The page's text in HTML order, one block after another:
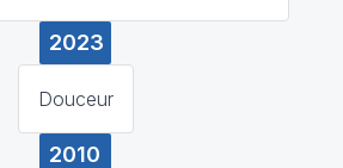
2023
Douceur
2010